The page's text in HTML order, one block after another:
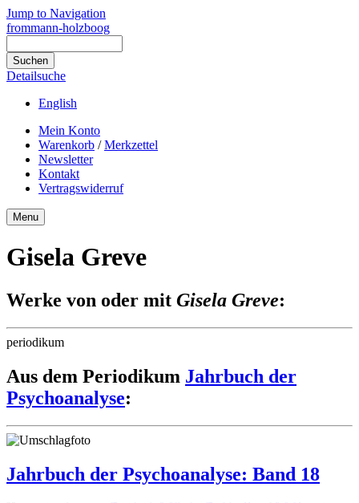
Jump to Navigation
frommann-holzboog
Detailsuche
English
Mein Konto
Warenkorb /Merkzettel
Newsletter
Kontakt
Vertragswiderruf
Menu
Gisela Greve
Werke von oder mit Gisela Greve:
periodikum
Aus dem Periodikum Jahrbuch der
Psychoanalyse:
Jahrbuch der Psychoanalyse: Band 18